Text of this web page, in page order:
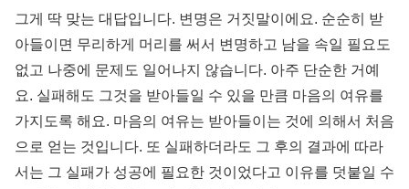
그게 딱 맞는 대답입니다. 변명은 거짓말이에요. 순순히 받
아들이면 무리하게 머리를 써서 변명하고 남을 속일 필요도
없고 나중에 문제도 일어나지 않습니다. 아주 단순한 거예
요. 실패해도 그것을 받아들일 수 있을 만큼 마음의 여유를
가지도록 해요. 마음의 여유는 받아들이는 것에 의해서 처음
으로 얻는 것입니다. 또 실패하더라도 그 후의 결과에 따라
서는 그 실패가 성공에 필요한 것이었다고 이유를 덧붙일 수